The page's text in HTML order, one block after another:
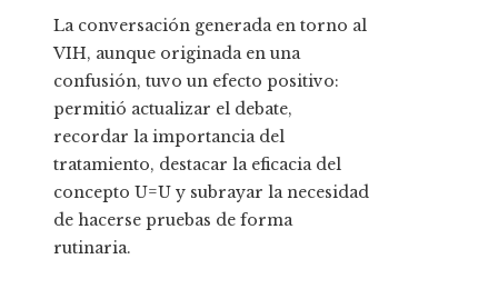
La conversación generada en torno al
VIH, aunque originada en una
confusión, tuvo un efecto positivo:
permitió actualizar el debate,
recordar la importancia del
tratamiento, destacar la eficacia del
concepto U=U y subrayar la necesidad
de hacerse pruebas de forma
rutinaria.